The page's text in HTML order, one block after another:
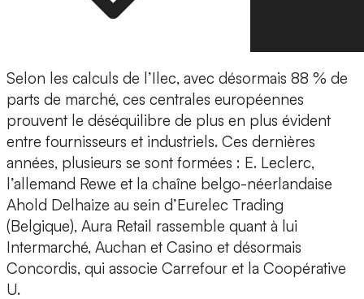
Selon les calculs de l’Ilec, avec désormais 88 % de
parts de marché, ces centrales européennes
prouvent le déséquilibre de plus en plus évident
entre fournisseurs et industriels. Ces dernières
années, plusieurs se sont formées : E. Leclerc,
l’allemand Rewe et la chaîne belgo-néerlandaise
Ahold Delhaize au sein d’Eurelec Trading
(Belgique), Aura Retail rassemble quant à lui
Intermarché, Auchan et Casino et désormais
Concordis, qui associe Carrefour et la Coopérative
U.